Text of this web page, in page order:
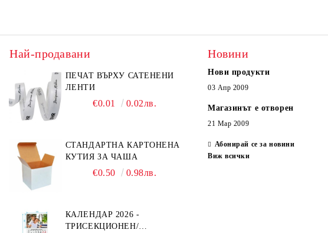
Най-продавани
ПЕЧАТ ВЪРХУ САТЕНЕНИ
ЛЕНТИ
€0.01 0.02лв.
СТАНДАРТНА КАРТОНЕНА
КУТИЯ ЗА ЧАША
€0.50 0.98лв.
КАЛЕНДАР 2026 -
ТРИСЕКЦИОНЕН/
Новини
Нови продукти
03 Апр 2009
Магазинът е отворен
21 Мар 2009
Абонирай се за новини
Виж всички